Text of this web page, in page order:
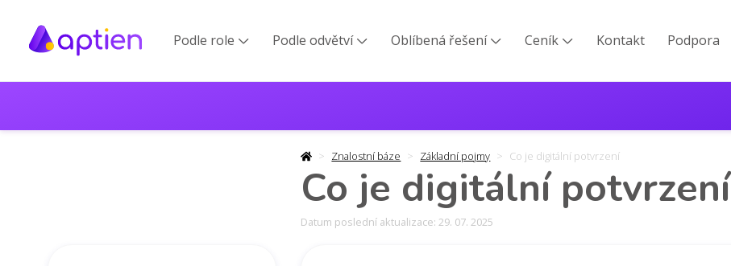
Podle role  Podle odvětví  Oblíbená řešení  Ceník  Kontakt Podpora
Znalostní báze Základní pojmy Co je digitální potvrzení
Co je digitální potvrzení
Datum poslední aktualizace: 29. 07. 2025